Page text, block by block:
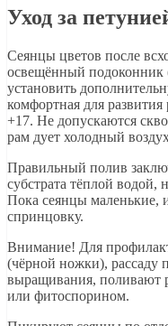
Уход за
Сеянцы цветов после
освещённый подоконник
установить
комфортная для
+17. Не допускаются
рам дует холодный
Правильный полив
субстрата тёплой водой,
Пока сеянцы маленькие,
спринцовку.
Внимание! Для
(чёрной ножки), рассаду
выращивания, поливают
или фитоспорином.